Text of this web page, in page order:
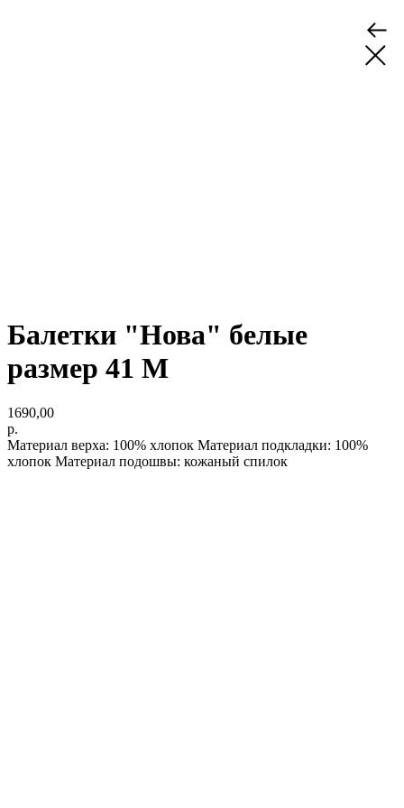
Балетки "Нова" белые
размер 41 M
1690,00
р.
Материал верха: 100% хлопок Материал подкладки: 100%
хлопок Материал подошвы: кожаный спилок